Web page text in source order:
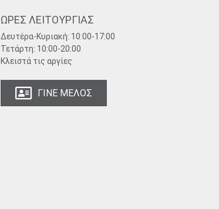
ΩΡΕΣ ΛΕΙΤΟΥΡΓΙΑΣ
Δευτέρα-Κυριακή: 10:00-17:00
Τετάρτη: 10:00-20:00
Κλειστά τις αργίες
ΓΙΝΕ ΜΕΛΟΣ